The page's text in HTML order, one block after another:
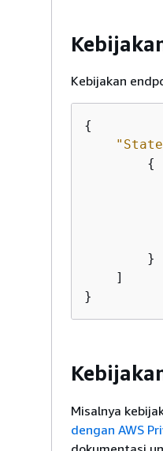
Kebijakan
{
{
        }
    ]
}
Misalnya
dengan AWS